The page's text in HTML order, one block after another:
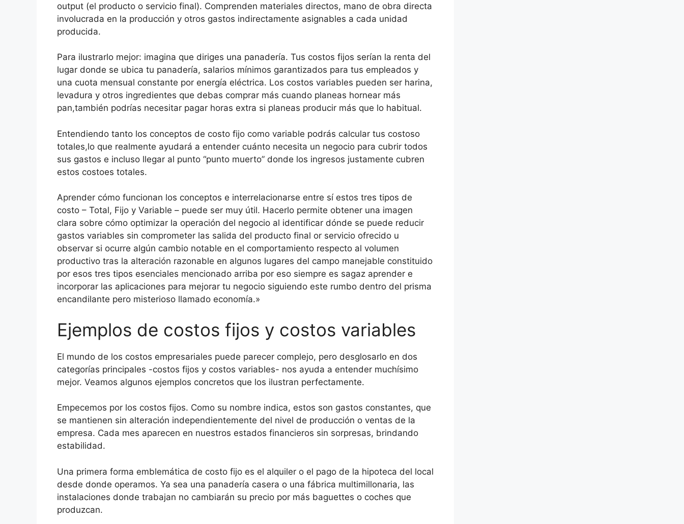
output (el producto o servicio final). Comprenden materiales directos, mano de obra directa
involucrada en la producción y otros gastos indirectamente asignables a cada unidad
producida.
Para ilustrarlo mejor: imagina que diriges una panadería. Tus costos fijos serían la renta del
lugar donde se ubica tu panadería, salarios mínimos garantizados para tus empleados y
una cuota mensual constante por energía eléctrica. Los costos variables pueden ser harina,
levadura y otros ingredientes que debas comprar más cuando planeas hornear más
pan,también podrías necesitar pagar horas extra si planeas producir más que lo habitual.
Entendiendo tanto los conceptos de costo fijo como variable podrás calcular tus costoso
totales,lo que realmente ayudará a entender cuánto necesita un negocio para cubrir todos
sus gastos e incluso llegar al punto “punto muerto” donde los ingresos justamente cubren
estos costoes totales.
Aprender cómo funcionan los conceptos e interrelacionarse entre sí estos tres tipos de
costo – Total, Fijo y Variable – puede ser muy útil. Hacerlo permite obtener una imagen
clara sobre cómo optimizar la operación del negocio al identificar dónde se puede reducir
gastos variables sin comprometer las salida del producto final or servicio ofrecido u
observar si ocurre algún cambio notable en el comportamiento respecto al volumen
productivo tras la alteración razonable en algunos lugares del campo manejable constituido
por esos tres tipos esenciales mencionado arriba por eso siempre es sagaz aprender e
incorporar las aplicaciones para mejorar tu negocio siguiendo este rumbo dentro del prisma
encandilante pero misterioso llamado economía.»
Ejemplos de costos fijos y costos variables
El mundo de los costos empresariales puede parecer complejo, pero desglosarlo en dos
categorías principales -costos fijos y costos variables- nos ayuda a entender muchísimo
mejor. Veamos algunos ejemplos concretos que los ilustran perfectamente.
Empecemos por los costos fijos. Como su nombre indica, estos son gastos constantes, que
se mantienen sin alteración independientemente del nivel de producción o ventas de la
empresa. Cada mes aparecen en nuestros estados financieros sin sorpresas, brindando
estabilidad.
Una primera forma emblemática de costo fijo es el alquiler o el pago de la hipoteca del local
desde donde operamos. Ya sea una panadería casera o una fábrica multimillonaria, las
instalaciones donde trabajan no cambiarán su precio por más baguettes o coches que
produzcan.